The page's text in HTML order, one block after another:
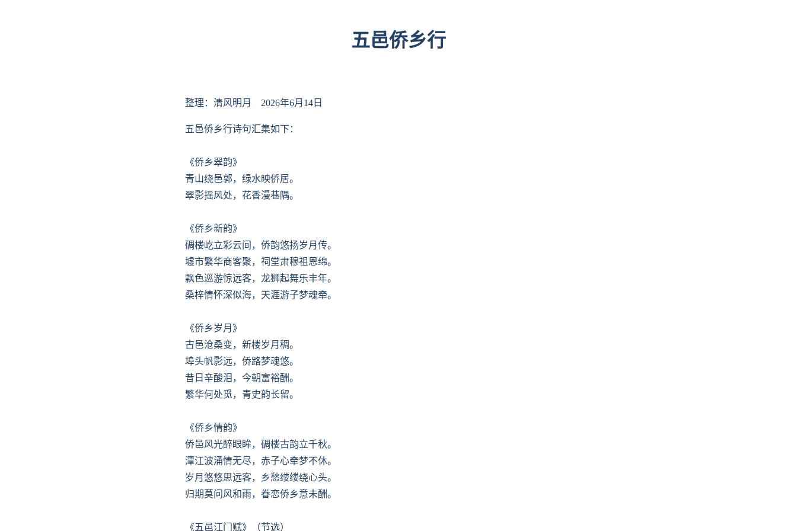
五邑侨乡行
整理：清风明月 2026年6月14日
五邑侨乡行诗句汇集如下：
《侨乡翠韵》
青山绕邑郭，绿水映侨居。
翠影摇风处，花香漫巷隅。
《侨乡新韵》
碉楼屹立彩云间，侨韵悠扬岁月传。
墟市繁华商客聚，祠堂肃穆祖恩绵。
飘色巡游惊远客，龙狮起舞乐丰年。
桑梓情怀深似海，天涯游子梦魂牵。
《侨乡岁月》
古邑沧桑变，新楼岁月稠。
埠头帆影远，侨路梦魂悠。
昔日辛酸泪，今朝富裕酬。
繁华何处觅，青史韵长留。
《侨乡情韵》
侨邑风光醉眼眸，碉楼古韵立千秋。
潭江波涌情无尽，赤子心牵梦不休。
岁月悠悠思远客，乡愁缕缕绕心头。
归期莫问风和雨，眷恋侨乡意未酬。
《五邑江门赋》（节选）